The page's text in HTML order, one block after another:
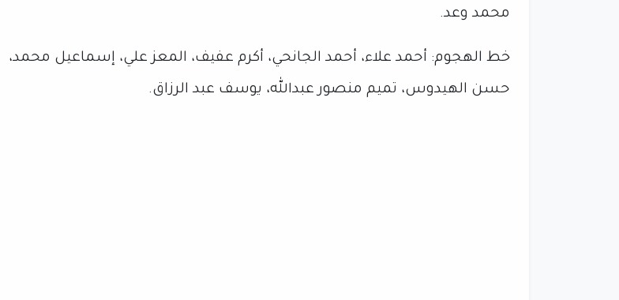
محمد وعد.
خط الهجوم: أحمد علاء، أحمد الجانحي، أكرم عفيف، المعز علي، إسماعيل محمد،
حسن الهيدوس، تميم منصور عبدالله، يوسف عبد الرزاق.